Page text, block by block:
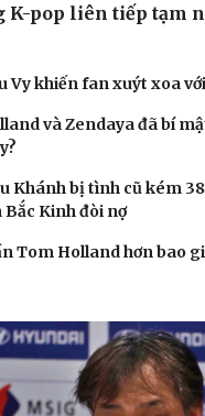
K-pop liên tiếp tạm
Vy khiến fan xuýt xoa
và Zendaya đã bí
Khánh bị tình cũ kém
Bắc Kinh đòi nợ
Tom Holland hơn bao